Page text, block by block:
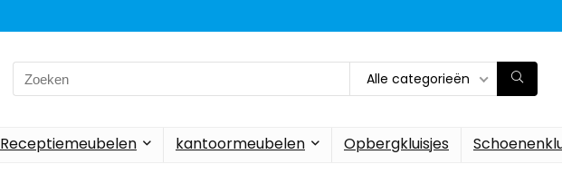
Search
for:
Alle categorieën
Receptiemeubelen kantoormeubelen Opbergkluisjes